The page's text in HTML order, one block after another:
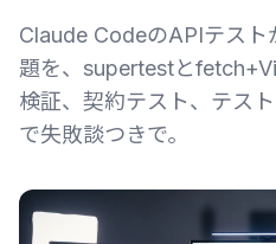
Claude CodeのAPIテスト
題を、supertestと
検証、契約テスト、テス
で失敗談つきで。